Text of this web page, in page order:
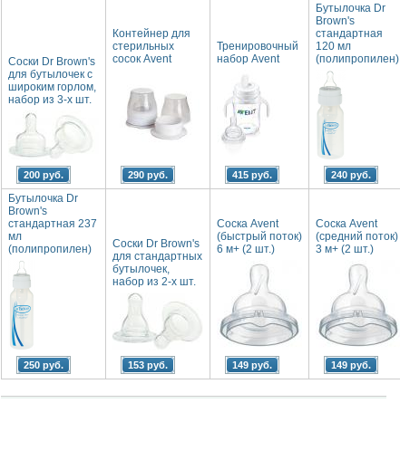
Соски Dr Brown's
для бутылочек с
широким горлом,
набор из 3-х шт.
200 руб.
Контейнер для
стерильных
сосок Avent
290 руб.
Тренировочный
набор Avent
415 руб.
Бутылочка Dr
Brown's
стандартная
120 мл
(полипропилен)
240 руб.
Бутылочка Dr
Brown's
стандартная 237
мл
(полипропилен)
250 руб.
Соски Dr Brown's
для стандартных
бутылочек,
набор из 2-х шт.
153 руб.
Соска Avent
(быстрый поток)
6 м+ (2 шт.)
149 руб.
Соска Avent
(средний поток)
3 м+ (2 шт.)
149 руб.